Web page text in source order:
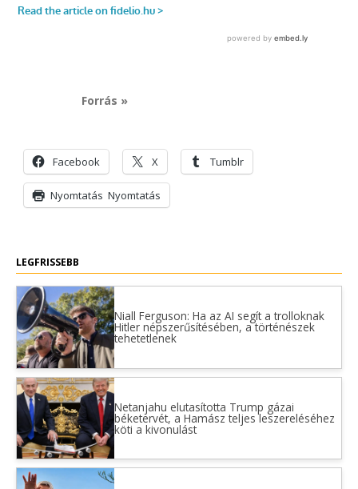
Forrás »
Facebook X Tumblr
Nyomtatás Nyomtatás
LEGFRISSEBB
Niall Ferguson: Ha az AI segít a trolloknak
Hitler népszerűsítésében, a történészek
tehetetlenek
Netanjahu elutasította Trump gázai
béketervét, a Hamász teljes leszereléséhez
köti a kivonulást